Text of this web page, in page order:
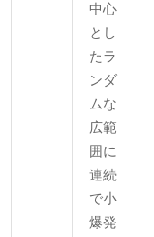
中心
とし
たラ
ンダ
ムな
広範
囲に
連続
で小
爆発